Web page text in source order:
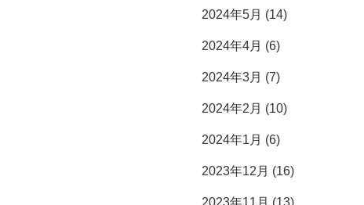
2024年5月 (14)
2024年4月 (6)
2024年3月 (7)
2024年2月 (10)
2024年1月 (6)
2023年12月 (16)
2023年11月 (13)